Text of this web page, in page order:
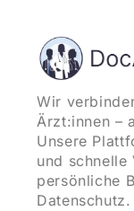
Wir
Ärzt:innen –
Unsere
und
persönliche
Datenschutz.